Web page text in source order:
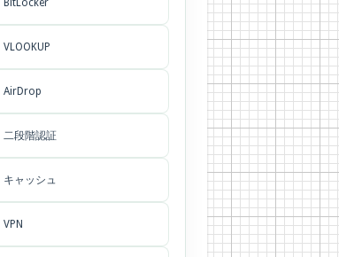
BitLocker
VLOOKUP
AirDrop
二段階認証
キャッシュ
VPN